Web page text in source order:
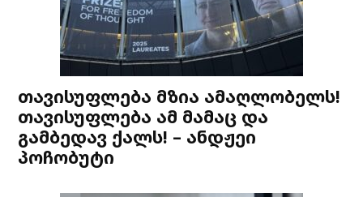
თავისუფლება მზია ამაღლობელს!
თავისუფლება ამ მამაც და
გამბედავ ქალს! – ანდჟეი
პოჩობუტი